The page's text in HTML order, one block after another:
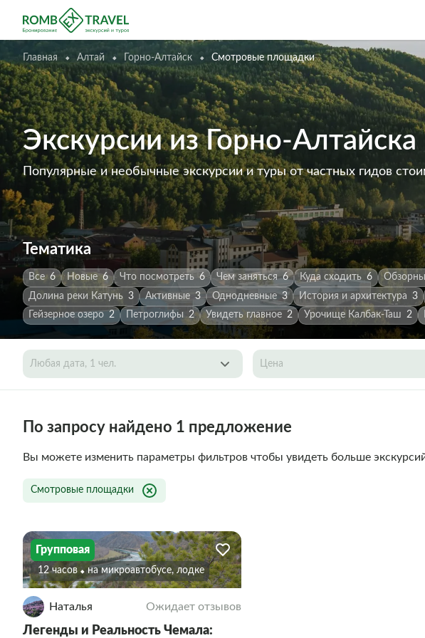
Главная Алтай Горно-Алтайск Смотровые площадки
Экскурсии из Горно-
Популярные и необычные экскурсии и туры от частных гидов
Тематика
Все 6 Новые 6 Что посмотреть 6 Чем заняться 6 Куда сходить 6
Долина реки Катунь 3 Активные 3 Однодневные 3 История и архитектура 3
Гейзерное озеро 2 Петроглифы 2 Увидеть главное 2 Урочище Калбак-Таш 2
Любая дата, 1 чел. Цена
По запросу найдено 1 предложение
Вы можете изменить параметры фильтров чтобы увидеть больше
Смотровые площадки
Групповая
12 часов На микроавтобусе, лодке
Наталья Ожидает отзывов
Легенды и Реальность Чемала: